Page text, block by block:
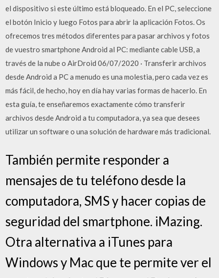
el dispositivo si este último está bloqueado. En el PC, seleccione
el botón Inicio y luego Fotos para abrir la aplicación Fotos. Os
ofrecemos tres métodos diferentes para pasar archivos y fotos
de vuestro smartphone Android al PC: mediante cable USB, a
través de la nube o AirDroid 06/07/2020 · Transferir archivos
desde Android a PC a menudo es una molestia, pero cada vez es
más fácil, de hecho, hoy en día hay varias formas de hacerlo. En
esta guía, te enseñaremos exactamente cómo transferir
archivos desde Android a tu computadora, ya sea que desees
utilizar un software o una solución de hardware más tradicional.
También permite responder a
mensajes de tu teléfono desde la
computadora, SMS y hacer copias de
seguridad del smartphone. iMazing.
Otra alternativa a iTunes para
Windows y Mac que te permite ver el